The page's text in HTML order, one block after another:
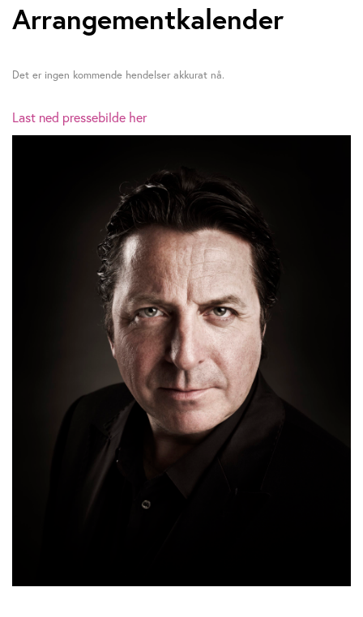
Arrangementkalender
Det er ingen kommende hendelser akkurat nå.
Last ned pressebilde her